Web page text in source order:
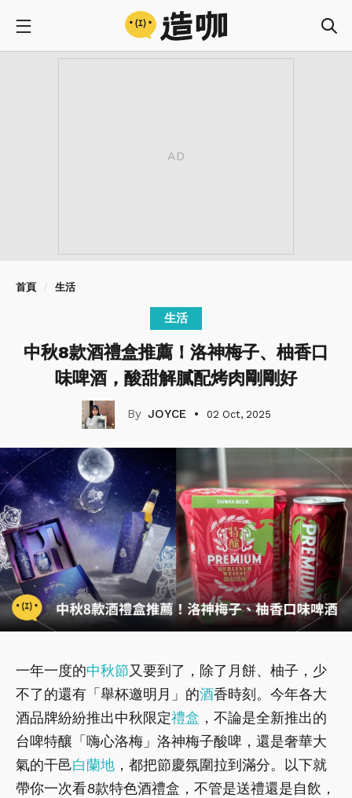
首頁 生活
生活
中秋8款酒禮盒推薦！洛神梅子、柚香口
味啤酒，酸甜解膩配烤肉剛剛好
JOYCE 02 Oct, 2025
一年一度的中秋節又要到了，除了月餅、柚子，少
不了的還有「舉杯邀明月」的酒香時刻。今年各大
酒品牌紛紛推出中秋限定禮盒 ，不論是全新推出的
台啤特釀「嗨心洛梅」洛神梅子酸啤，還是奢華大
氣的干邑白蘭地 ，都把節慶氛圍拉到滿分。以下就
帶你一次看8款特色酒禮盒，不管是送禮還是自飲，